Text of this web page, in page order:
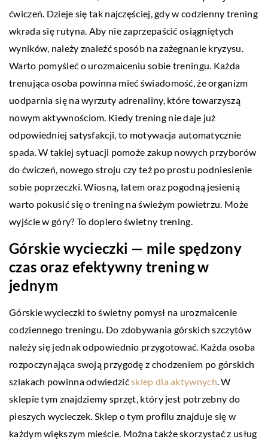
ćwiczeń. Dzieje się tak najczęściej, gdy w codzienny trening
wkrada się rutyna. Aby nie zaprzepaścić osiągniętych
wyników, należy znaleźć sposób na zażegnanie kryzysu.
Warto pomyśleć o urozmaiceniu sobie treningu. Każda
trenująca osoba powinna mieć świadomość, że organizm
uodparnia się na wyrzuty adrenaliny, które towarzyszą
nowym aktywnościom. Kiedy trening nie daje już
odpowiedniej satysfakcji, to motywacja automatycznie
spada. W takiej sytuacji pomoże zakup nowych przyborów
do ćwiczeń, nowego stroju czy też po prostu podniesienie
sobie poprzeczki. Wiosną, latem oraz pogodną jesienią
warto pokusić się o trening na świeżym powietrzu. Może
wyjście w góry? To dopiero świetny trening.
Górskie wycieczki — mile spędzony
czas oraz efektywny trening w
jednym
Górskie wycieczki to świetny pomysł na urozmaicenie
codziennego treningu. Do zdobywania górskich szczytów
należy się jednak odpowiednio przygotować. Każda osoba
rozpoczynająca swoją przygodę z chodzeniem po górskich
szlakach powinna odwiedzićsklep dla aktywnych . W
sklepie tym znajdziemy sprzęt, który jest potrzebny do
pieszych wycieczek. Sklep o tym profilu znajduje się w
każdym większym mieście. Można także skorzystać z usług